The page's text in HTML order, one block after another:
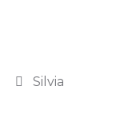
Silvia